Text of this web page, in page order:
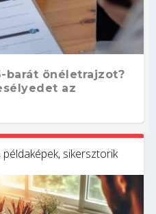
barát önéletrajzot?
az
példaképek, sikersztorik